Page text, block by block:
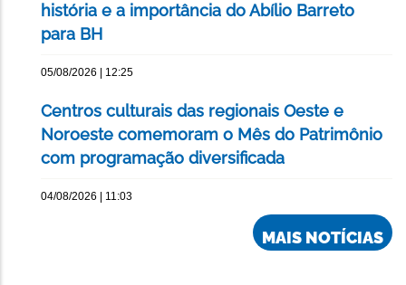
história e a importância do Abílio Barreto
para BH
05/08/2026 | 12:25
Centros culturais das regionais Oeste e
Noroeste comemoram o Mês do Patrimônio
com programação diversificada
04/08/2026 | 11:03
MAIS NOTÍCIAS